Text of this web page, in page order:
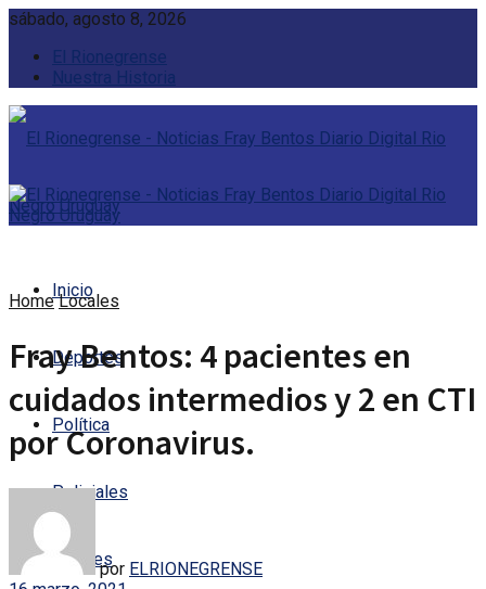
sábado, agosto 8, 2026
El Rionegrense
Nuestra Historia
Inicio
Deportes
Política
Policiales
Locales
Home Locales
Fray Bentos: 4 pacientes en
cuidados intermedios y 2 en CTI
por Coronavirus.
por ELRIONEGRENSE